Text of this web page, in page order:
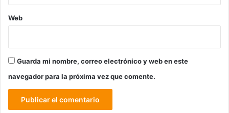
Web
Guarda mi nombre, correo electrónico y web en este
navegador para la próxima vez que comente.